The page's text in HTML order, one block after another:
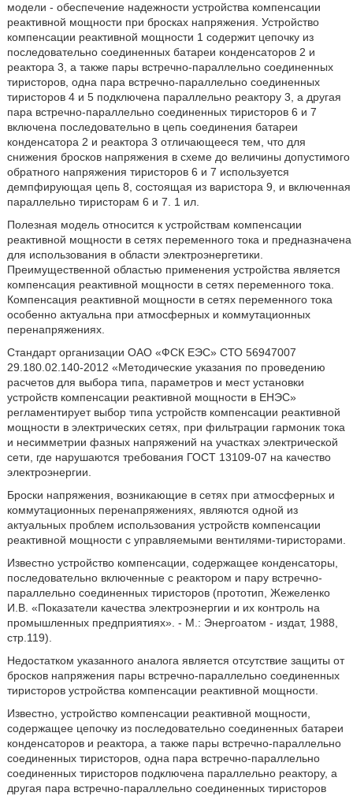
модели - обеспечение надежности устройства компенсации
реактивной мощности при бросках напряжения. Устройство
компенсации реактивной мощности 1 содержит цепочку из
последовательно соединенных батареи конденсаторов 2 и
реактора 3, а также пары встречно-параллельно соединенных
тиристоров, одна пара встречно-параллельно соединенных
тиристоров 4 и 5 подключена параллельно реактору 3, а другая
пара встречно-параллельно соединенных тиристоров 6 и 7
включена последовательно в цепь соединения батареи
конденсатора 2 и реактора 3 отличающееся тем, что для
снижения бросков напряжения в схеме до величины допустимого
обратного напряжения тиристоров 6 и 7 используется
демпфирующая цепь 8, состоящая из варистора 9, и включенная
параллельно тиристорам 6 и 7. 1 ил.
Полезная модель относится к устройствам компенсации
реактивной мощности в сетях переменного тока и предназначена
для использования в области электроэнергетики.
Преимущественной областью применения устройства является
компенсация реактивной мощности в сетях переменного тока.
Компенсация реактивной мощности в сетях переменного тока
особенно актуальна при атмосферных и коммутационных
перенапряжениях.
Стандарт организации ОАО «ФСК ЕЭС» СТО 56947007
29.180.02.140-2012 «Методические указания по проведению
расчетов для выбора типа, параметров и мест установки
устройств компенсации реактивной мощности в ЕНЭС»
регламентирует выбор типа устройств компенсации реактивной
мощности в электрических сетях, при фильтрации гармоник тока
и несимметрии фазных напряжений на участках электрической
сети, где нарушаются требования ГОСТ 13109-07 на качество
электроэнергии.
Броски напряжения, возникающие в сетях при атмосферных и
коммутационных перенапряжениях, являются одной из
актуальных проблем использования устройств компенсации
реактивной мощности с управляемыми вентилями-тиристорами.
Известно устройство компенсации, содержащее конденсаторы,
последовательно включенные с реактором и пару встречно-
параллельно соединенных тиристоров (прототип, Жежеленко
И.В. «Показатели качества электроэнергии и их контроль на
промышленных предприятиях». - М.: Энергоатом - издат, 1988,
стр.119).
Недостатком указанного аналога является отсутствие защиты от
бросков напряжения пары встречно-параллельно соединенных
тиристоров устройства компенсации реактивной мощности.
Известно, устройство компенсации реактивной мощности,
содержащее цепочку из последовательно соединенных батареи
конденсаторов и реактора, а также пары встречно-параллельно
соединенных тиристоров, одна пара встречно-параллельно
соединенных тиристоров подключена параллельно реактору, а
другая пара встречно-параллельно соединенных тиристоров